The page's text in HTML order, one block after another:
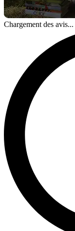
Chargement des avis...